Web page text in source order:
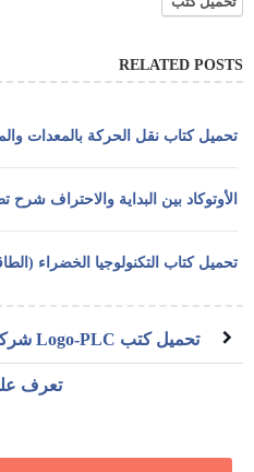
RELATED POSTS
تحميل كتاب نقل الحركة بالمعدات
الأوتوكاد بين البداية والاحتراف شرح
تحميل كتاب التكنولوجيا الخضراء
تحميل كتب Logo-PLC شركة سيمنز PDF الجزء الثاني
تعرف